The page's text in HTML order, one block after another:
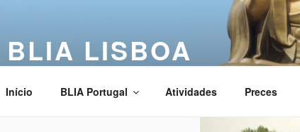
BLIA LISBOA
Início BLIA Portugal Atividades Preces